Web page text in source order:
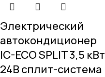
Электрический
автокондиционер
IC-ECO SPLIT 3,5 кВт
24В сплит-система